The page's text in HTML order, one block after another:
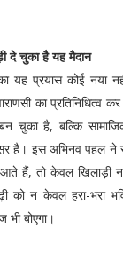
दे चुका है यह मैदान
का यह प्रयास कोई
का
चुका है, बल्कि
है। इस अभिनव पहल ने
हैं, तो केवल खिलाड़ी
को न केवल हरा-भरा
बोएगा।